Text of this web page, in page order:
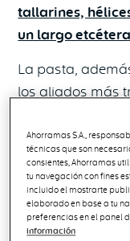
tallarines,
un largo etcétera
La pasta,
los aliados más
otoño y el
suculentas y
platos
país: lafideuá,
comer, puedes
Ahorramas S.A.,
técnicas que son
consientes, Ahorramas
tu navegación con fines
incluido el mostrarte
elaborado en base a tu
preferencias en el panel
información